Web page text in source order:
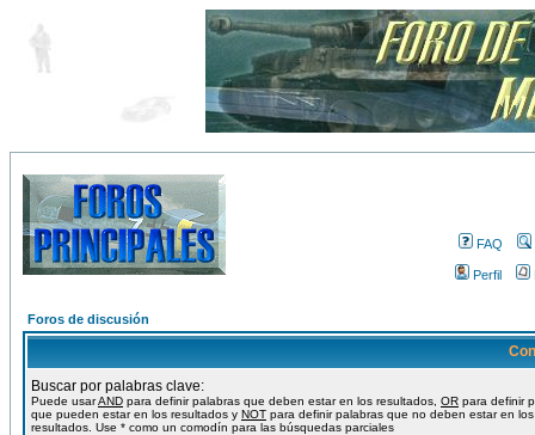
FAQ
Perfil
Foros de discusión
Buscar por palabras clave:
Puede usarAND para definir palabras que deben estar en los resultados, OR para definir
que pueden estar en los resultados y NOT para definir palabras que no deben estar en los
resultados. Use * como un comodín para las búsquedas parciales